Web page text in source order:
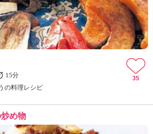
15分
の料理レシピ
35
め物